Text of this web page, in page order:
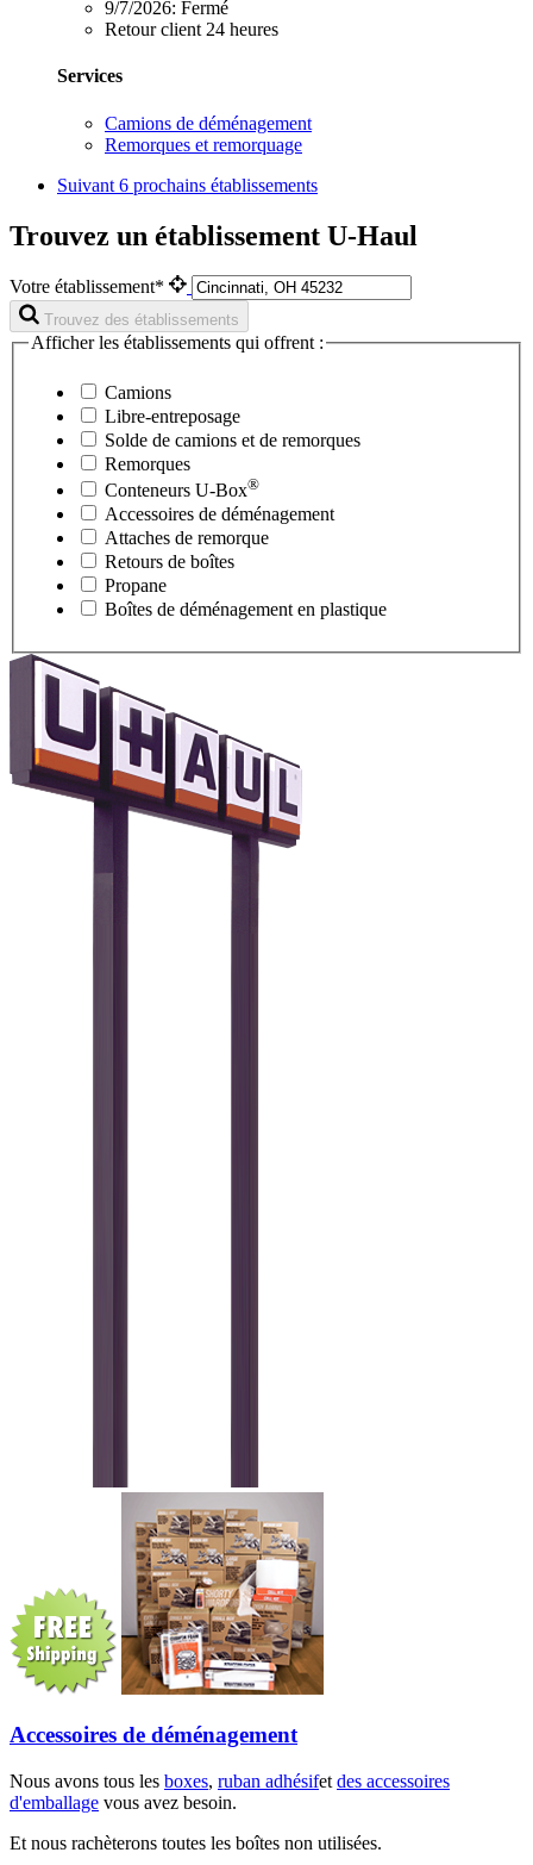
9/7/2026: Fermé
Retour client 24 heures
Services
Camions de déménagement
Remorques et remorquage
Suivant 6 prochains établissements
Trouvez un établissement U-Haul
Votre établissement*
Trouvez des établissements
Afficher les établissements qui offrent :
Camions
Libre-entreposage
Solde de camions et de remorques
Remorques
Conteneurs U-Box®
Accessoires de déménagement
Attaches de remorque
Retours de boîtes
Propane
Boîtes de déménagement en plastique
Accessoires de déménagement
Nous avons tous les boxes, ruban adhésifet des accessoires
d'emballage vous avez besoin.
Et nous rachèterons toutes les boîtes non utilisées.